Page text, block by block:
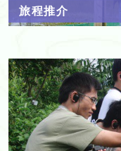
旅程推介